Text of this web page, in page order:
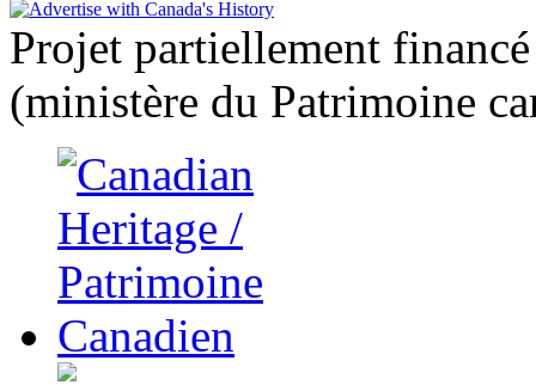
Projet partiellement
(ministère du Patrimoine